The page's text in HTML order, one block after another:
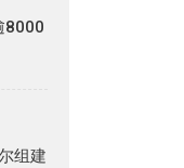
8000
组建